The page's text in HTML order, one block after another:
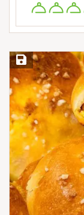
Save Recipe